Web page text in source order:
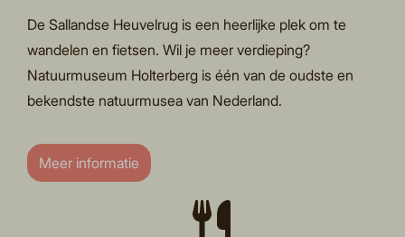
De Sallandse Heuvelrug is een heerlijke plek om te
wandelen en fietsen. Wil je meer verdieping?
Natuurmuseum Holterberg is één van de oudste en
bekendste natuurmusea van Nederland.
Meer informatie